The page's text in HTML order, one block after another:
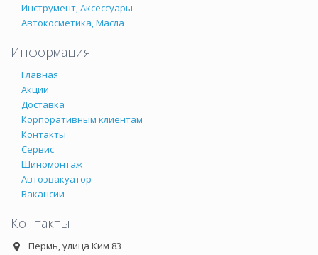
Инструмент, Аксессуары
Автокосметика, Масла
Информация
Главная
Акции
Доставка
Корпоративным клиентам
Контакты
Сервис
Шиномонтаж
Автоэвакуатор
Вакансии
Контакты
Пермь, улица Ким 83